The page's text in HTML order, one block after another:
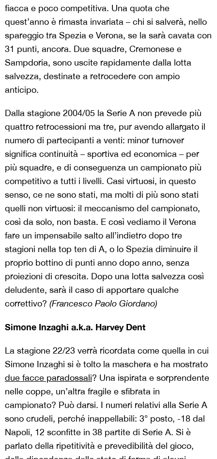
fiacca e poco competitiva. Una quota che
quest’anno è rimasta invariata – chi si salverà, nello
spareggio tra Spezia e Verona, se la sarà cavata con
31 punti, ancora. Due squadre, Cremonese e
Sampdoria, sono uscite rapidamente dalla lotta
salvezza, destinate a retrocedere con ampio
anticipo.
Dalla stagione 2004/05 la Serie A non prevede più
quattro retrocessioni ma tre, pur avendo allargato il
numero di partecipanti a venti: minor turnover
significa continuità – sportiva ed economica – per
più squadre, e di conseguenza un campionato più
competitivo a tutti i livelli. Casi virtuosi, in questo
senso, ce ne sono stati, ma molti di più sono stati
quelli non virtuosi: il meccanismo del campionato,
così da solo, non basta. E così vediamo il Verona
fare un impensabile salto all’indietro dopo tre
stagioni nella top ten di A, o lo Spezia diminuire il
proprio bottino di punti anno dopo anno, senza
proiezioni di crescita. Dopo una lotta salvezza così
deludente, sarà il caso di apportare qualche
correttivo? (Francesco Paolo Giordano)
Simone Inzaghi a.k.a. Harvey Dent
La stagione 22/23 verrà ricordata come quella in cui
Simone Inzaghi si è tolto la maschera e ha mostrato
due facce paradossali? Una ispirata e sorprendente
nelle coppe, un’altra fragile e sfibrata in
campionato? Può darsi. I numeri relativi alla Serie A
sono crudeli, perché inappellabili: 3° posto, -18 dal
Napoli, 12 sconfitte in 38 partite di Serie A. Si è
parlato della ripetitività e prevedibilità del gioco,